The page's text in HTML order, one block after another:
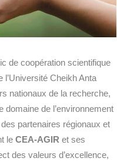
de coopération scientifique
l’Université Cheikh Anta
nationaux de la recherche,
domaine de l’environnement
partenaires régionaux et
le CEA-AGIRet ses
des valeurs d’excellence,